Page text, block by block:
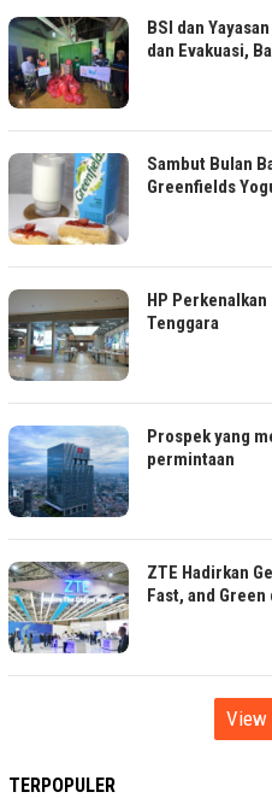
BSI dan
dan Evakuasi,
Sambut Bulan
Greenfields
HP
Tenggara
Prospek yang
permintaan
ZTE Hadirkan
Fast, and Green
View
TERPOPULER